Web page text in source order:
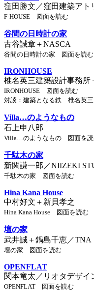
窪田勝文／窪田建築アト
F-HOUSE 図面を読む
谷間の日時計の家
古谷誠章＋NASCA
谷間の日時計の家 図面を読む
IRONHOUSE
椎名英三建築設計事務所
IRONHOUSE 図面を読む
対談：建築となる鉄 椎名英三
Villa…のようなもの
石上申八郎
Villa…のようなもの 図面を
千駄木の家
新関謙一郎／NIIZEKI
千駄木の家 図面を読む
Hina Kana House
中村好文＋新貝孝之
Hina Kana House 図面を読む
壇の家
武井誠＋鍋島千恵／TNA
壇の家 図面を読む
OPENFLAT
関本竜太／リオタデザイ
OPENFLAT 図面を読む